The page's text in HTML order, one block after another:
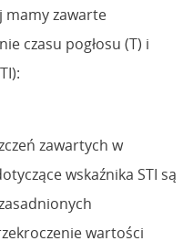
mamy zawarte
czasu pogłosu (T) i
zawartych w
wskaźnika STI są
wartości